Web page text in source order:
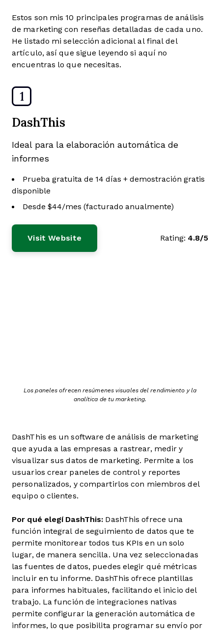
Estos son mis 10 principales programas de análisis
de marketing con reseñas detalladas de cada uno.
He listado mi selección adicional al final del
artículo, así que sigue leyendo si aquí no
encuentras lo que necesitas.
1
DashThis
Ideal para la elaboración automática de
informes
Prueba gratuita de 14 días + demostración gratis
disponible
Desde $44/mes (facturado anualmente)
Visit Website Rating: 4.8/5
Los paneles ofrecen resúmenes visuales del rendimiento y la
analítica de tu marketing.
DashThis es un software de análisis de marketing
que ayuda a las empresas a rastrear, medir y
visualizar sus datos de marketing. Permite a los
usuarios crear paneles de control y reportes
personalizados, y compartirlos con miembros del
equipo o clientes.
Por qué elegí DashThis: DashThis ofrece una
función integral de seguimiento de datos que te
permite monitorear todos tus KPIs en un solo
lugar, de manera sencilla. Una vez seleccionadas
las fuentes de datos, puedes elegir qué métricas
incluir en tu informe. DashThis ofrece plantillas
para informes habituales, facilitando el inicio del
trabajo. La función de integraciones nativas
permite configurar la generación automática de
informes, lo que posibilita programar su envío por